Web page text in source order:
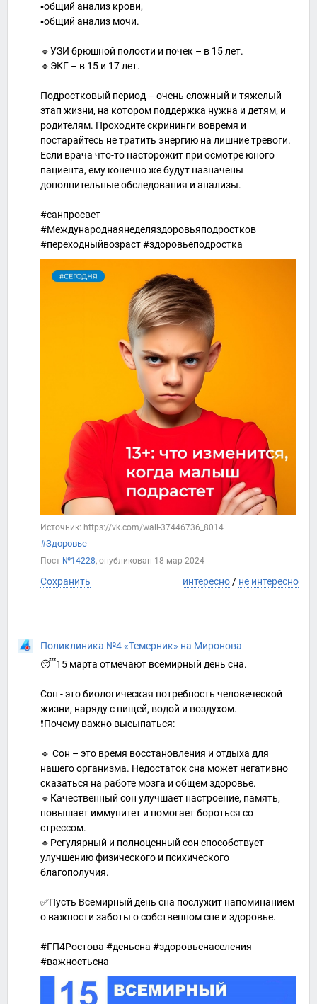
▪общий анализ крови,
▪общий анализ мочи.
🔹УЗИ брюшной полости и почек – в 15 лет.
🔹ЭКГ – в 15 и 17 лет.
Подростковый период – очень сложный и тяжелый
этап жизни, на котором поддержка нужна и детям, и
родителям. Проходите скрининги вовремя и
постарайтесь не тратить энергию на лишние тревоги.
Если врача что-то насторожит при осмотре юного
пациента, ему конечно же будут назначены
дополнительные обследования и анализы.
#санпросвет
#Международнаянеделяздоровьяподростков
#переходныйвозраст #здоровьеподростка
Источник: https://vk.com/wall-37446736_8014
#Здоровье
Пост №14228, опубликован 18 мар 2024
Сохранить интересно / не интересно
Поликлиника №4 «Темерник» на Миронова
😴15 марта отмечают всемирный день сна.
Сон - это биологическая потребность человеческой
жизни, наряду с пищей, водой и воздухом.
❗️Почему важно высыпаться:
🔹 Сон – это время восстановления и отдыха для
нашего организма. Недостаток сна может негативно
сказаться на работе мозга и общем здоровье.
🔹Качественный сон улучшает настроение, память,
повышает иммунитет и помогает бороться со
стрессом.
🔹Регулярный и полноценный сон способствует
улучшению физического и психического
благополучия.
✅Пусть Всемирный день сна послужит напоминанием
о важности заботы о собственном сне и здоровье.
#ГП4Ростова #деньсна #здоровьенаселения
#важностьсна